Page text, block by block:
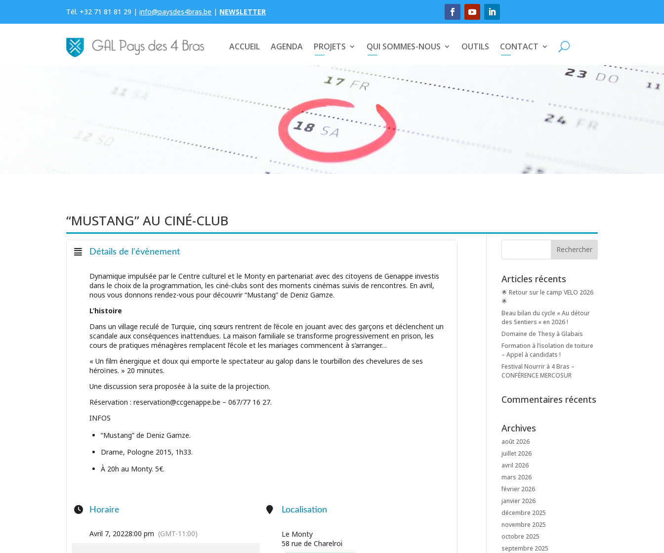
Tél. +32 71 81 81 29 | info@paysdes4bras.be | NEWSLETTER
ACCUEIL AGENDA PROJETS QUI SOMMES-NOUS OUTILS CONTACT
“MUSTANG” AU CINÉ-CLUB
Détails de l'évènement
Dynamique impulsée par le Centre culturel et le Monty en partenariat avec des citoyens de Genappe investis
dans le choix de la programmation, les ciné-clubs sont des moments cinémas suivis de rencontres. En avril,
nous vous donnons rendez-vous pour découvrir “Mustang” de Deniz Gamze.
L’histoire
Dans un village reculé de Turquie, cinq sœurs rentrent de l’école en jouant avec des garçons et déclenchent un
scandale aux conséquences inattendues. La maison familiale se transforme progressivement en prison, les
cours de pratiques ménagères remplacent l’école et les mariages commencent à s’arranger…
« Un film énergique et doux qui emporte le spectateur au galop dans le tourbillon des chevelures de ses
héroïnes. » 20 minutes.
Une discussion sera proposée à la suite de la projection.
Réservation : reservation@ccgenappe.be – 067/77 16 27.
INFOS
“Mustang” de Deniz Gamze.
Drame, Pologne 2015, 1h33.
À 20h au Monty. 5€.
Horaire
Avril 7, 20228:00 pm (GMT-11:00)
Localisation
Le Monty
58 rue de Charelroi
Articles récents
🌟 Retour sur le camp VELO 2026
🌟
Beau bilan du cycle « Au détour
des Sentiers » en 2026 !
Domaine de Thesy à Glabais
Formation à l’isolation de toiture
– Appel à candidats !
Festival Nourrir à 4 Bras –
CONFÉRENCE MERCOSUR
Commentaires récents
Archives
août 2026
juillet 2026
avril 2026
mars 2026
février 2026
janvier 2026
décembre 2025
novembre 2025
octobre 2025
septembre 2025